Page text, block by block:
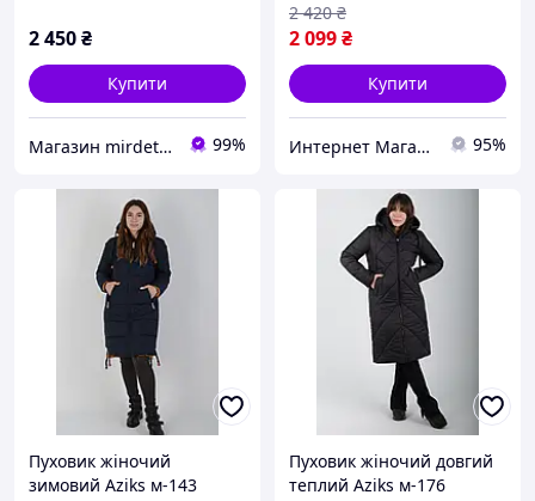
2 450₴
Купити
Магазин mirdetstva.com.ua Одяг та взуття для дітей та підлітків 99%
2 099₴
2 420 ₴
Купити
Интернет Магазин Олеся 95%
Пуховик жіночий
зимовий Aziks м-143
Пуховик жіночий довгий
теплий Aziks м-176